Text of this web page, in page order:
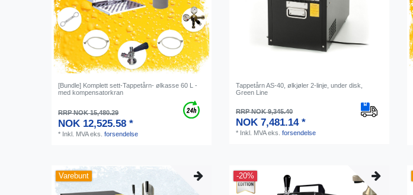
[Bundle] Komplett sett-Tappetårn- ølkasse 60 L -
med kompensatorkran
RRP NOK 15,480.29
NOK 12,525.58 *
* Inkl. MVAeks.forsendelse
Tappetårn AS-40, ølkjøler 2-linje, under disk,
Green Line
RRP NOK 9,345.40
NOK 7,481.14 *
* Inkl. MVAeks.forsendelse
Varebunt -20%